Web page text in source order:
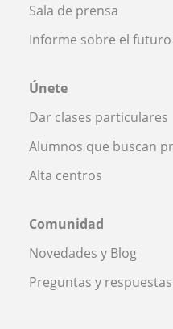
Sala de prensa
Informe sobre el
Únete
Dar clases particulares
Alumnos que buscan
Alta centros
Comunidad
Novedades y Blog
Preguntas y respuestas